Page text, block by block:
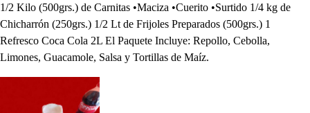
1/2 Kilo (500grs.) de Carnitas •Maciza •Cuerito •Surtido 1/4 kg de
Chicharrón (250grs.) 1/2 Lt de Frijoles Preparados (500grs.) 1
Refresco Coca Cola 2L El Paquete Incluye: Repollo, Cebolla,
Limones, Guacamole, Salsa y Tortillas de Maíz.